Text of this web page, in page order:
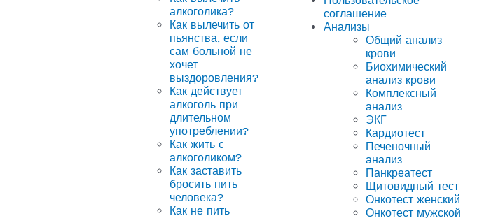
алкоголика?
Как вылечить от
пьянства, если
сам больной не
хочет
выздоровления?
Как действует
алкоголь при
длительном
употреблении?
Как жить с
алкоголиком?
Как заставить
бросить пить
человека?
Как не пить
соглашение
Анализы
Общий анализ
крови
Биохимический
анализ крови
Комплексный
анализ
ЭКГ
Кардиотест
Печеночный
анализ
Панкреатест
Щитовидный тест
Онкотест женский
Онкотест мужской